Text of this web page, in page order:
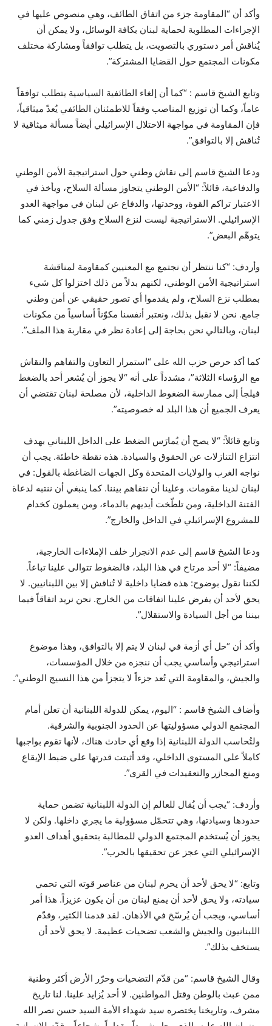
وأكد أن “المقاومة جزء من اتفاق الطائف، وهي منصوص عليها في
الإجراءات المطلوبة لحماية لبنان بكافة الوسائل، ولا يمكن أن
يُناقش أمر دستوري بالتصويت، بل يتطلب توافقاً ومشاركة مختلف
مكونات المجتمع حول القضايا المشتركة”.
وتابع الشيخ قاسم : “كما أن إلغاء الطائفية السياسية يتطلب توافقاً
عاماً، وكما أن توزيع المناصب وفقاً للاطمئنان الطائفي يُعدّ ميثاقياً،
فإن المقاومة في مواجهة الاحتلال الإسرائيلي أيضاً مسألة ميثاقية لا
تُناقش إلا بالتوافق”.
ودعا الشيخ قاسم إلى نقاش وطني حول استراتيجية الأمن الوطني
والدفاعية، قائلاً: “الأمن الوطني يتجاوز مسألة السلاح، ويأخذ في
الاعتبار تراكم القوة، ووحدتها، والدفاع عن لبنان في مواجهة العدو
الإسرائيلي. الاستراتيجية ليست لنزع السلاح وفق جدول زمني كما
يتوهّم البعض”.
وأردف: “كنا ننتظر أن نجتمع مع المعنيين كمقاومة لمناقشة
استراتيجية الأمن الوطني، لكنهم بدلاً من ذلك اختزلوا كل شيء
بمطلب نزع السلاح، ولم يقدموا أي تصور حقيقي عن أمن وطني
جامع. نحن لا نقبل بذلك، ونعتبر أنفسنا مكوّناً أساسياً من مكونات
لبنان، وبالتالي نحن بحاجة إلى إعادة نظر في مقاربة هذا الملف”.
كما أكد حرص حزب الله على “استمرار التعاون والتفاهم والنقاش
مع الرؤساء الثلاثة”، مشدداً على أنه “لا يجوز أن يُشعر أحد بالضغط
فيلجأ إلى ممارسة الضغوط الداخلية، لأن مصلحة لبنان تقتضي أن
يعرف الجميع أن هذا البلد له خصوصيته”.
وتابع قائلاً: “لا يصح أن يُمارَس الضغط على الداخل اللبناني بهدف
انتزاع التنازلات عن الحقوق والسيادة. هذه نقطة خاطئة. يجب أن
نواجه الغرب والولايات المتحدة وكل الجهات الضاغطة بالقول: في
لبنان لدينا مقومات. وعلينا أن نتفاهم بيننا. كما ينبغي أن ننتبه لدعاة
الفتنة الداخلية، ومن تلطّخت أيديهم بالدماء، ومن يعملون كخدام
للمشروع الإسرائيلي في الداخل والخارج”.
ودعا الشيخ قاسم إلى عدم الانجرار خلف الإملاءات الخارجية،
مضيفاً: “لا أحد مرتاح في هذا البلد، فالضغوط تتوالى علينا تباعاً.
لكننا نقول بوضوح: هذه قضايا داخلية لا تُناقش إلا بين اللبنانيين. لا
يحق لأحد أن يفرض علينا اتفاقات من الخارج. نحن نريد اتفاقاً فيما
بيننا من أجل السيادة والاستقلال”.
وأكد أن “حل أي أزمة في لبنان لا يتم إلا بالتوافق، وهذا موضوع
استراتيجي وأساسي يجب أن ننجزه من خلال المؤسسات،
والجيش، والمقاومة التي تُعد جزءاً لا يتجزأ من هذا النسيج الوطني”.
وأضاف الشيخ قاسم : “اليوم، يمكن للدولة اللبنانية أن تعلن أمام
المجتمع الدولي مسؤوليتها عن الحدود الجنوبية والشرقية.
ولتُحاسب الدولة اللبنانية إذا وقع أي حادث هناك، لأنها تقوم بواجبها
كاملاً على المستوى الداخلي، وقد أثبتت قدرتها على ضبط الإيقاع
ومنع المجازر والتعقيدات في القرى”.
وأردف: “يجب أن يُقال للعالم إن الدولة اللبنانية تضمن حماية
حدودها وسيادتها، وهي تتحمّل مسؤولية ما يجري داخلها. ولكن لا
يجوز أن يُستخدم المجتمع الدولي للمطالبة بتحقيق أهداف العدو
الإسرائيلي التي عجز عن تحقيقها بالحرب”.
وتابع: “لا يحق لأحد أن يحرم لبنان من عناصر قوته التي تحمي
سيادته، ولا يحق لأحد أن يمنع لبنان من أن يكون عزيزاً. هذا أمر
أساسي، ويجب أن يُرسّخ في الأذهان. لقد قدمنا الكثير، وقدّم
اللبنانيون والجيش والشعب تضحيات عظيمة. لا يحق لأحد أن
يستخف بذلك”.
وقال الشيخ قاسم: “من قدّم التضحيات وحرّر الأرض أكثر وطنية
ممن عبث بالوطن وقتل المواطنين. لا أحد يُزايد علينا. لنا تاريخ
مشرف، وتاريخنا يختصره سيد شهداء الأمة السيد حسن نصر الله